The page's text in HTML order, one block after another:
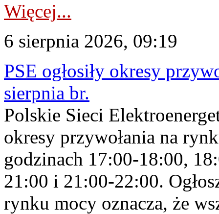
Więcej...
6 sierpnia 2026, 09:19
PSE ogłosiły okresy
sierpnia br.
Polskie Sieci
okresy przywołania na
godzinach 17:00-18:00,
21:00 i 21:00-22:00.
rynku mocy oznacza, że